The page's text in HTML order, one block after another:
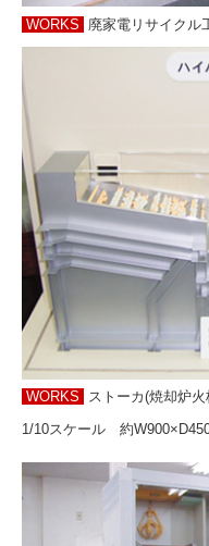
WORKS 廃家電リサイクル
WORKS
ストーカ(焼却炉
1/10スケール 約